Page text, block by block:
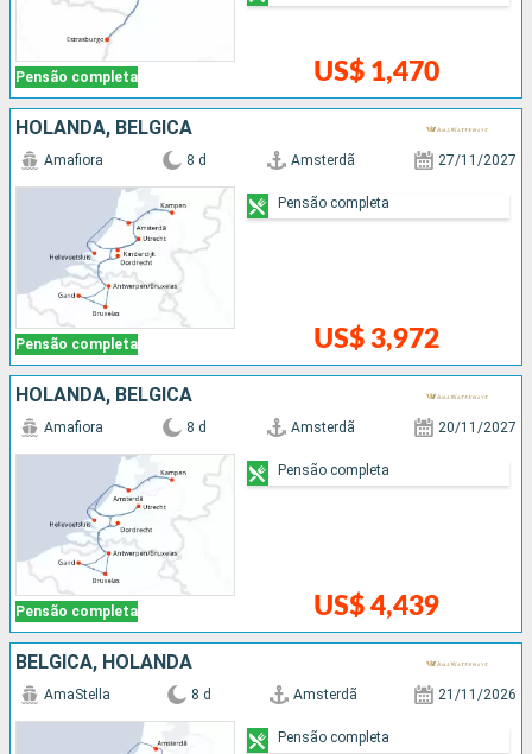
Pensão completa US$ 1,470
HOLANDA, BÉLGICA
Pensão completa
Amafiora 8 d Amsterdã 27/11/2027
US$ 3,972
Pensão completa
HOLANDA, BÉLGICA
Pensão completa
Amafiora 8 d Amsterdã 20/11/2027
US$ 4,439
Pensão completa
BÉLGICA, HOLANDA
AmaStella 8 d Amsterdã 21/11/2026
Pensão completa